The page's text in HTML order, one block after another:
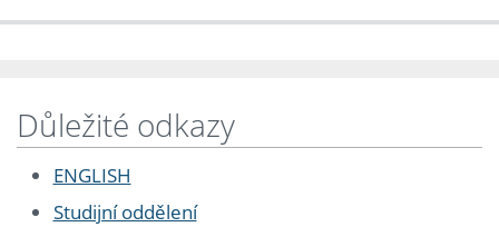
Důležité odkazy
ENGLISH
Studijní oddělení